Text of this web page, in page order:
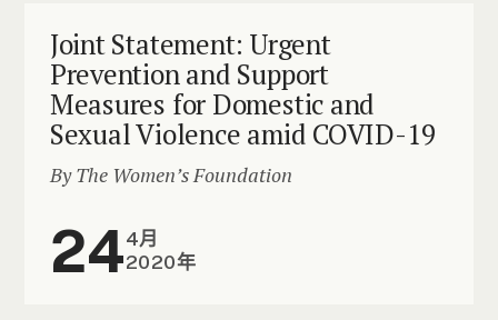
Joint Statement: Urgent
Prevention and Support
Measures for Domestic and
Sexual Violence amid COVID-19
By The Women’s Foundation
244月
2020年